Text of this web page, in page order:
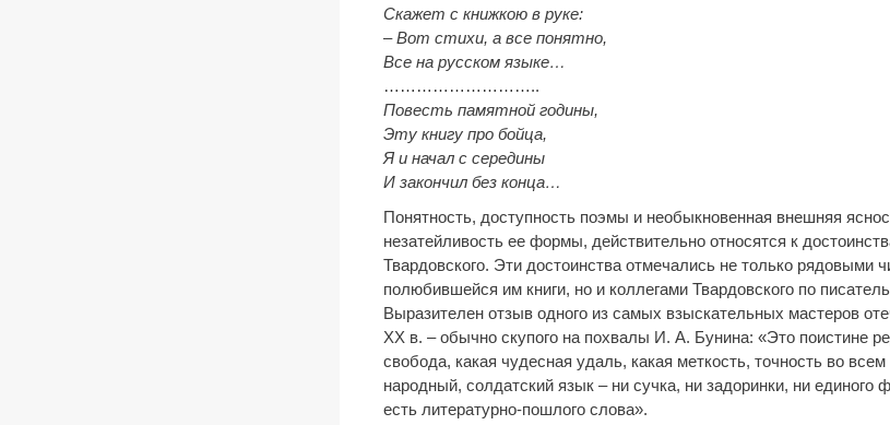
Скажет с книжкою в руке:
–Вот стихи, а все понятно,
Все на русском языке…
………………………..
Повесть памятной годины,
Эту книгу про бойца,
Я и начал с середины
И закончил без конца…
Понятность, доступность поэмы и необыкновенная внешняя
незатейливость ее формы, действительно относятся к
Твардовского. Эти достоинства отмечались не только рядовыми
полюбившейся им книги, но и коллегами Твардовского по
Выразителен отзыв одного из самых взыскательных мастеров
XX в. – обычно скупого на похвалы И. А. Бунина: «Это поистине
свобода, какая чудесная удаль, какая меткость, точность во
народный, солдатский язык – ни сучка, ни задоринки, ни единого
есть литературно-пошлого слова».